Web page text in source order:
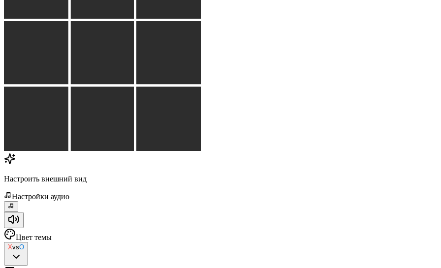
Настроить внешний вид
Настройки аудио
Цвет темы
XvsO